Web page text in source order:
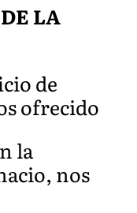
LA
de
ofrecido
la
nos